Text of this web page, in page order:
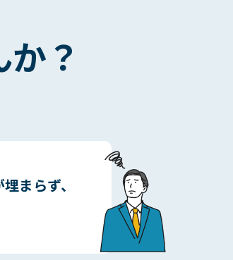
？
まらず、